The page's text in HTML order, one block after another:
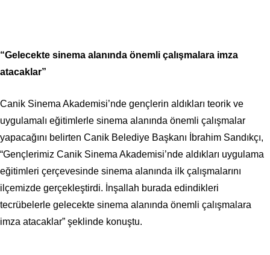
“Gelecekte sinema alanında önemli çalışmalara imza
atacaklar”
Canik Sinema Akademisi’nde gençlerin aldıkları teorik ve
uygulamalı eğitimlerle sinema alanında önemli çalışmalar
yapacağını belirten Canik Belediye Başkanı İbrahim Sandıkçı,
“Gençlerimiz Canik Sinema Akademisi’nde aldıkları uygulama
eğitimleri çerçevesinde sinema alanında ilk çalışmalarını
ilçemizde gerçekleştirdi. İnşallah burada edindikleri
tecrübelerle gelecekte sinema alanında önemli çalışmalara
imza atacaklar” şeklinde konuştu.